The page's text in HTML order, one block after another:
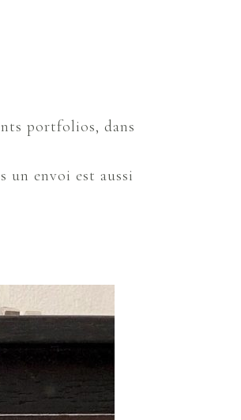
portfolios, dans
un envoi est aussi